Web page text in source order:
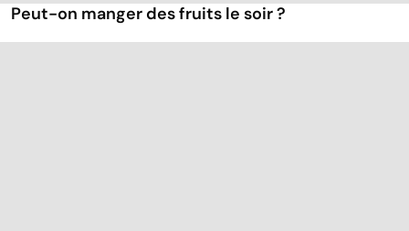
Peut-on manger des fruits le soir ?